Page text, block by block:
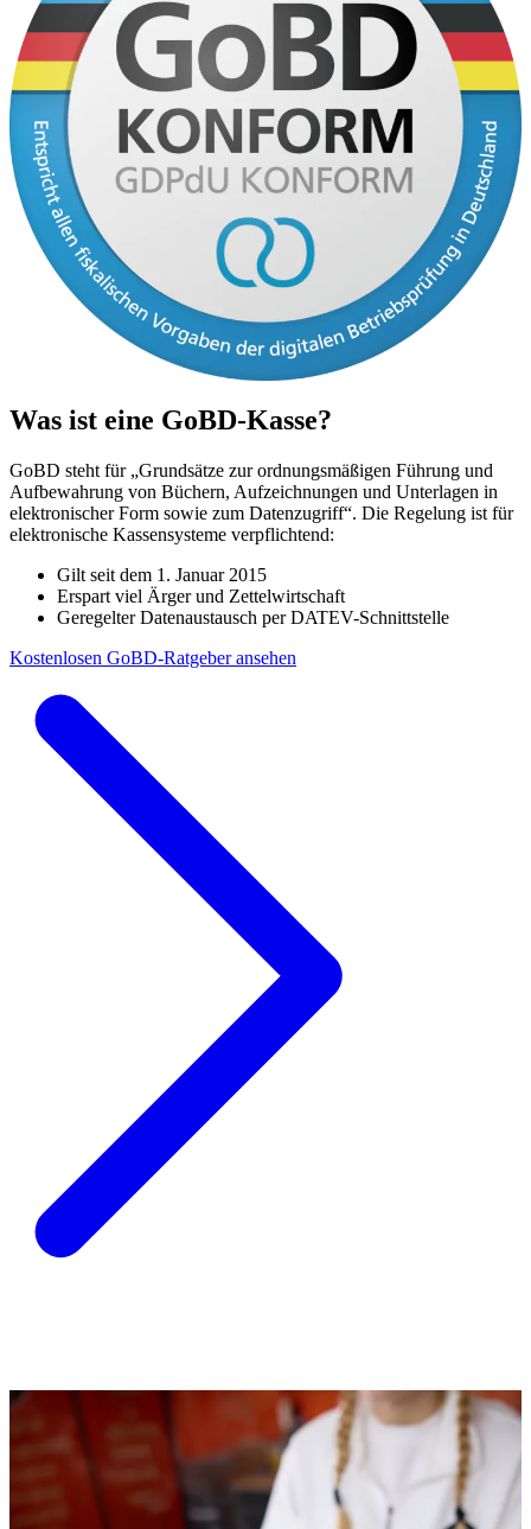
Was ist eine GoBD-Kasse?
GoBD steht für „Grundsätze zur ordnungsmäßigen Führung und
Aufbewahrung von Büchern, Aufzeichnungen und Unterlagen in
elektronischer Form sowie zum Datenzugriff“. Die Regelung ist für
elektronische Kassensysteme verpflichtend:
Gilt seit dem 1. Januar 2015
Erspart viel Ärger und Zettelwirtschaft
Geregelter Datenaustausch per DATEV-Schnittstelle
Kostenlosen GoBD-Ratgeber ansehen